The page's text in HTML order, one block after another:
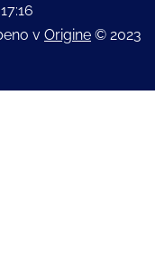
v Origine © 2023